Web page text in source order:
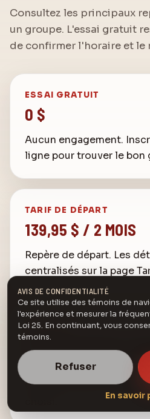
Consultez les principaux
un groupe. L'essai gratuit
de confirmer l'horaire et le
ESSAI GRATUIT
0 $
Aucun engagement.
ligne pour trouver le bon
TARIF DE DÉPART
139,95 $ / 2 MOIS
Repère de départ. Les
centralisés sur la page
FRÉQUENCE
COURS CHAQUE
Horaire réparti entre
Conseil et Acton-Vale
AVIS DE CONFIDENTIALITÉ
Ce site utilise des témoins de
l'expérience et mesurer la
Loi 25. En continuant, vous
témoins.
En savoir
Refuser
Assistant Karaté Elite
Posez votre question sur les cours